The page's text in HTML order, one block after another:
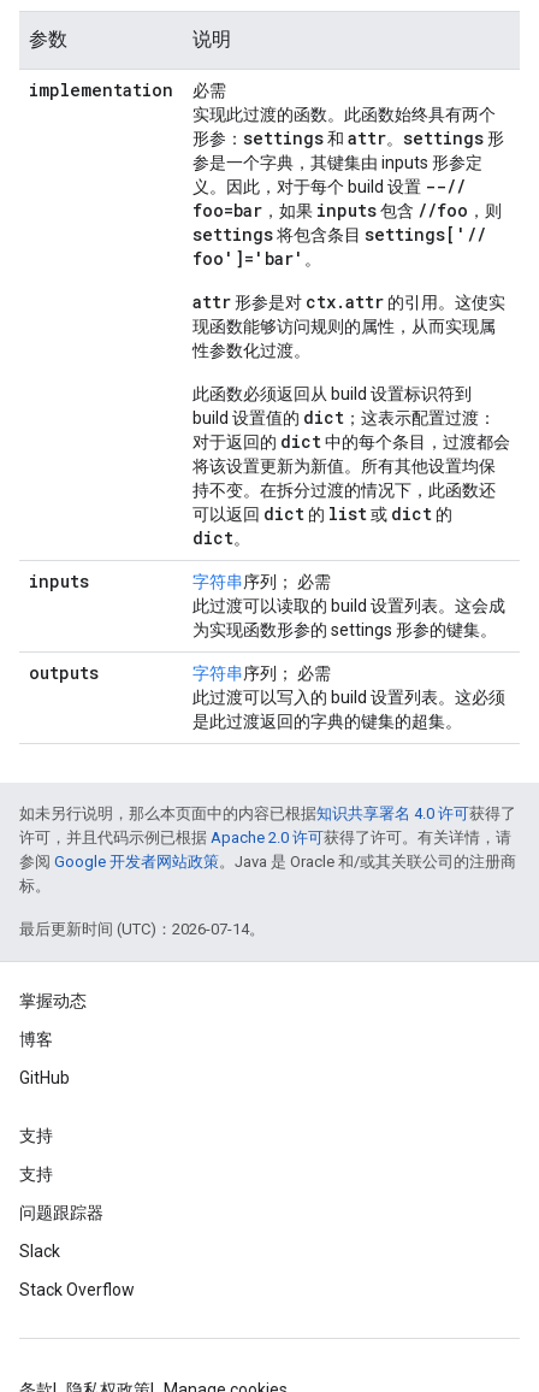
参数 说明
implementation
必需
实现此过渡的函数。此函数始终具有两个
形参： settings和 attr。 settings形
参是一个字典，其键集由 inputs 形参定
义。因此，对于每个 build 设置 --//
foo=bar ，如果 inputs包含 //foo ，则
settings将包含条目 settings[' //
foo']='bar' 。
attr形参是对 ctx.attr 的引用。这使实
现函数能够访问规则的属性，从而实现属
性参数化过渡。
此函数必须返回从 build 设置标识符到
build 设置值的 dict ；这表示配置过渡：
对于返回的 dict中的每个条目，过渡都会
将该设置更新为新值。所有其他设置均保
持不变。在拆分过渡的情况下，此函数还
可以返回 dict 的 list或 dict 的
dict。
inputs 字符串序列； 必需
此过渡可以读取的 build 设置列表。这会成
为实现函数形参的 settings 形参的键集。
outputs 字符串序列； 必需
此过渡可以写入的 build 设置列表。这必须
是此过渡返回的字典的键集的超集。
如未另行说明，那么本页面中的内容已根据知识共享署名 4.0 许可获得了
许可，并且代码示例已根据 Apache 2.0 许可获得了许可。有关详情，请
参阅 Google 开发者网站政策。Java 是 Oracle 和/或其关联公司的注册商
标。
最后更新时间 (UTC)：2026-07-14。
掌握动态
博客
GitHub
支持
支持
问题跟踪器
Slack
Stack Overflow